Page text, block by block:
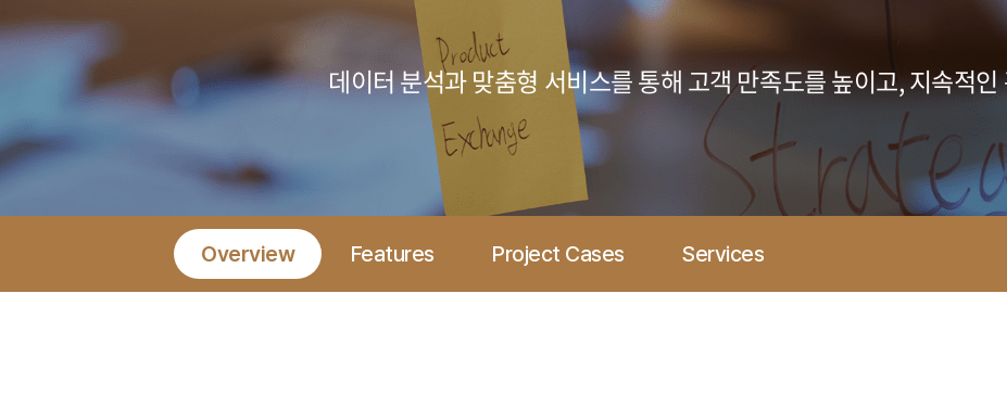
CLOUD ONEPACK
워크쓰루 & 네이버웍스 코어
렌탈
데이터 분석과 맞춤형 서비스를 통해 고객 만족도를 높이고, 지속적
Overview Features Project Cases Services